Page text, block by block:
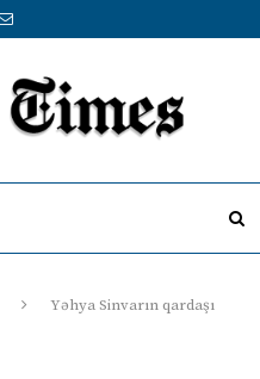
Yəhya Sinvarın qardaşı